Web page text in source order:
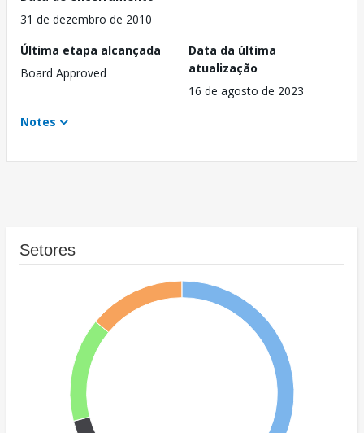
31 de dezembro de 2010
Última etapa alcançada
Board Approved
Data da última
atualização
16 de agosto de 2023
Notes
Setores